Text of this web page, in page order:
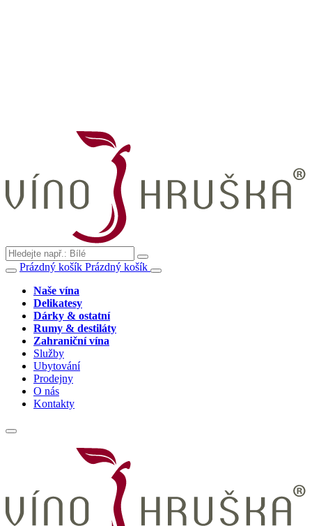
Prázdný košík Prázdný košík
Naše vína
Delikatesy
Dárky & ostatní
Rumy & destiláty
Zahraniční vína
Služby
Ubytování
Prodejny
O nás
Kontakty